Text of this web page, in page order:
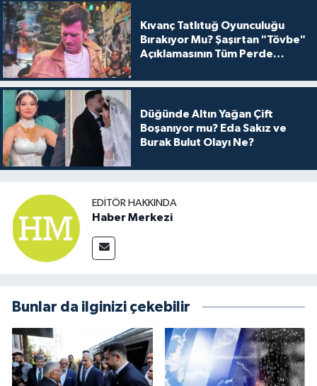
Kıvanç Tatlıtuğ Oyunculuğu
Bırakıyor Mu? Şaşırtan "Tövbe"
Açıklamasının Tüm Perde
Düğünde Altın Yağan Çift
Boşanıyor mu? Eda Sakız ve
Burak Bulut Olayı Ne?
EDITÖR HAKKINDA
Haber Merkezi
Bunlar da ilginizi çekebilir